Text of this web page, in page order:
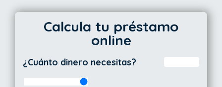
Calcula tu préstamo
online
¿Cuánto dinero necesitas?